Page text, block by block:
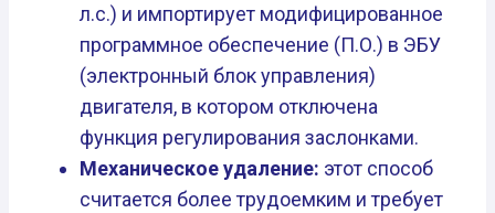
л.с.) и импортирует модифицированное
программное обеспечение (П.О.) в ЭБУ
(электронный блок управления)
двигателя, в котором отключена
функция регулирования заслонками.
Механическое удаление: этот способ
считается более трудоемким и требует